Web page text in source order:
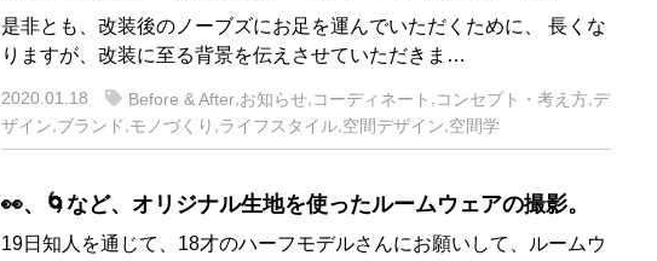
是非とも、改装後のノーブズにお足を運んでいただくために、 長くな
りますが、改装に至る背景を伝えさせていただきま…
2020.01.18 Before & After,お知らせ,コーディネート ,コンセプト・考え方,デ
ザイン,ブランド,モノづくり ,ライフスタイル,空間デザイン,空間学
👀、🌀など、オリジナル生地を使ったルームウェアの撮影。
19日知人を通じて、18才のハーフモデルさんにお願いして、ルームウ